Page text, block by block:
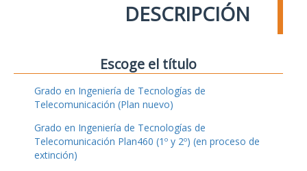
DESCRIPCIÓN
Escoge el título
Grado en Ingeniería de Tecnologías de
Telecomunicación (Plan nuevo)
Grado en Ingeniería de Tecnologías de
Telecomunicación Plan460 (1º y 2º) (en proceso de
extinción)